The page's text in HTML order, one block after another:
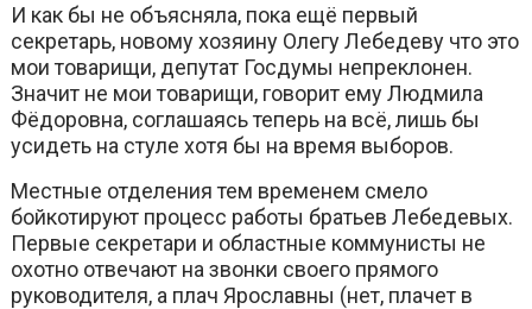
И как бы не объясняла, пока ещё первый
секретарь, новому хозяину Олегу Лебедеву что это
мои товарищи, депутат Госдумы непреклонен.
Значит не мои товарищи, говорит ему Людмила
Фёдоровна, соглашаясь теперь на всё, лишь бы
усидеть на стуле хотя бы на время выборов.
Местные отделения тем временем смело
бойкотируют процесс работы братьев Лебедевых.
Первые секретари и областные коммунисты не
охотно отвечают на звонки своего прямого
руководителя, а плач Ярославны (нет, плачет в